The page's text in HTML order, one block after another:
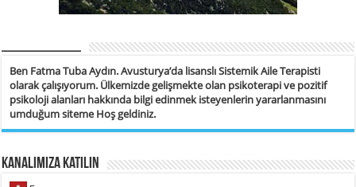
Ben Fatma Tuba Aydın. Avusturya’da lisanslı Sistemik Aile Terapisti
olarak çalışıyorum. Ülkemizde gelişmekte olan psikoterapi ve pozitif
psikoloji alanları hakkında bilgi edinmek isteyenlerin yararlanmasını
umduğum siteme Hoş geldiniz.
Kanalımıza Katılın